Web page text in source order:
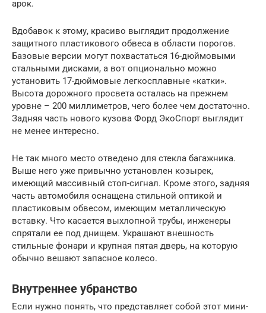
арок.
Вдобавок к этому, красиво выглядит продолжение
защитного пластикового обвеса в области порогов.
Базовые версии могут похвастаться 16-дюймовыми
стальными дисками, а вот опционально можно
установить 17-дюймовые легкосплавные «катки».
Высота дорожного просвета осталась на прежнем
уровне – 200 миллиметров, чего более чем достаточно.
Задняя часть нового кузова Форд ЭкоСпорт выглядит
не менее интересно.
Не так много место отведено для стекла багажника.
Выше него уже привычно установлен козырек,
имеющий массивный стоп-сигнал. Кроме этого, задняя
часть автомобиля оснащена стильной оптикой и
пластиковым обвесом, имеющим металлическую
вставку. Что касается выхлопной трубы, инженеры
спрятали ее под днищем. Украшают внешность
стильные фонари и крупная пятая дверь, на которую
обычно вешают запасное колесо.
Внутреннее убранство
Если нужно понять, что представляет собой этот мини-